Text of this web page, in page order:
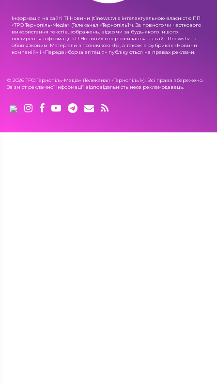
Інформація на сайті Т1 Новини (t1news.tv) є інтелектуальною власністю ПП
«ТРО Тернопіль-Медіа» (Телеканал «Тернопіль1»). За повного чи часткового
використання текстів, зображень, відео чи за будь-якого іншого
поширення інформації «Т1 Новини» гіперпосилання на сайт t1news.tv – є
обов'язковим. Матеріали з позначкою «R», а також в рубриках «Новини
компаній» і «Передвиборча агітація» публікуються на правах реклами.
© 2026 ТРО Тернопіль-Медіа» (Телеканал «Тернопіль1»). Всі права збережено.
За зміст рекламної інформації відповідальність несе рекламодавець.